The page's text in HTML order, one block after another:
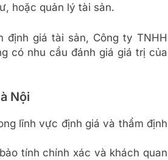
hoặc quản lý tài sản.
giá tài sản, Công ty TNHH
có nhu cầu đánh giá giá trị của
Nội
lĩnh vực định giá và thẩm định
tính chính xác và khách quan